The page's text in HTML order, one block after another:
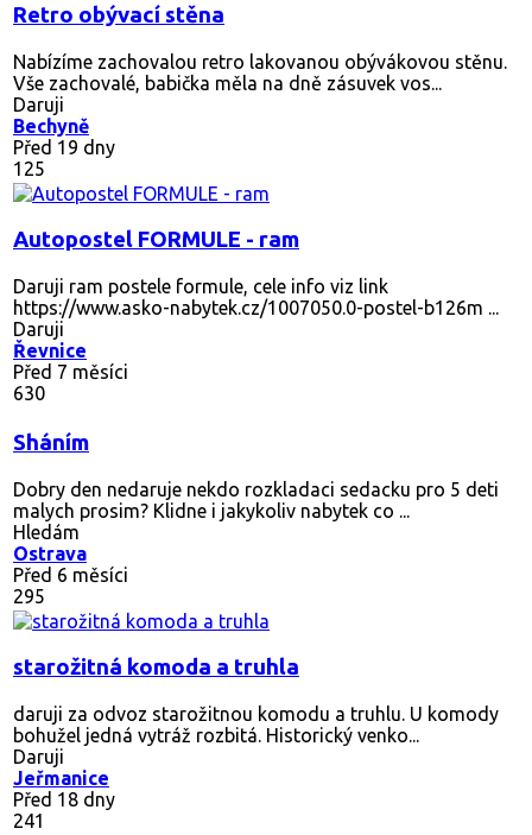
Retro obývací stěna
Nabízíme zachovalou retro lakovanou obývákovou stěnu.
Vše zachovalé, babička měla na dně zásuvek vos...
Daruji
Bechyně
Před 19 dny
125
Autopostel FORMULE - ram
Daruji ram postele formule, cele info viz link
https://www.asko-nabytek.cz/1007050.0-postel-b126m ...
Daruji
Řevnice
Před 7 měsíci
630
Sháním
Dobry den nedaruje nekdo rozkladaci sedacku pro 5 deti
malych prosim? Klidne i jakykoliv nabytek co ...
Hledám
Ostrava
Před 6 měsíci
295
starožitná komoda a truhla
daruji za odvoz starožitnou komodu a truhlu. U komody
bohužel jedná vytráž rozbitá. Historický venko...
Daruji
Jeřmanice
Před 18 dny
241